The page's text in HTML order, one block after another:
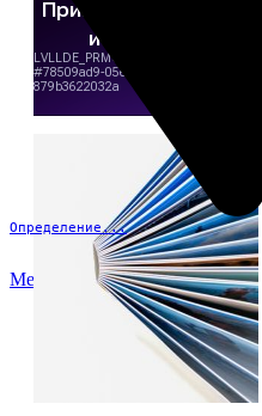
Определение...
Меню